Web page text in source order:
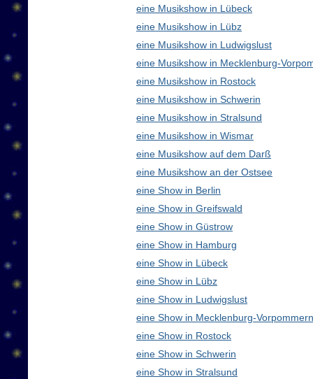
eine Musikshow in Lübeck
eine Musikshow in Lübz
eine Musikshow in Ludwigslust
eine Musikshow in Mecklenburg-
eine Musikshow in Rostock
eine Musikshow in Schwerin
eine Musikshow in Stralsund
eine Musikshow in Wismar
eine Musikshow auf dem Darß
eine Musikshow an der Ostsee
eine Show in Berlin
eine Show in Greifswald
eine Show in Güstrow
eine Show in Hamburg
eine Show in Lübeck
eine Show in Lübz
eine Show in Ludwigslust
eine Show in Mecklenburg-
eine Show in Rostock
eine Show in Schwerin
eine Show in Stralsund